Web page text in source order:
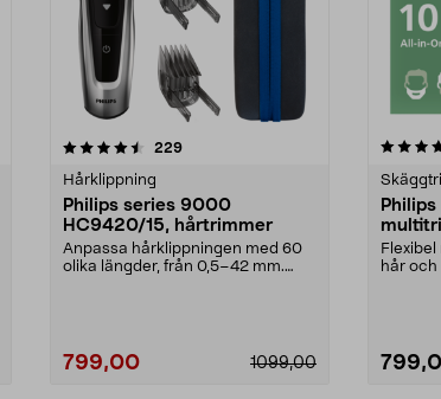
229recensioner
Hårklippning
Philips series 9000
HC9420/15, hårtrimmer
Anpassa hårklippningen med 60
olika längder, från 0,5–42 mm.
799,00 1099,00
4.0 av 5 stjärnor
Flexibel
hår och